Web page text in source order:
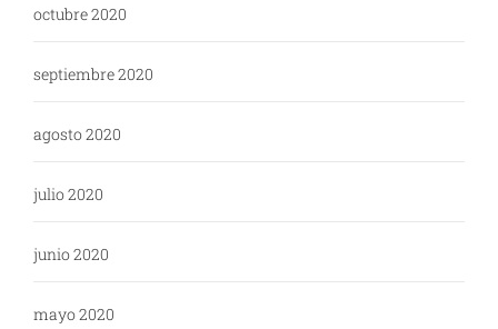
octubre 2020
septiembre 2020
agosto 2020
julio 2020
junio 2020
mayo 2020